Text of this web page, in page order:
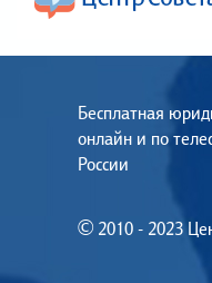
Бесплатная
онлайн и по
России
© 2010 - 2023